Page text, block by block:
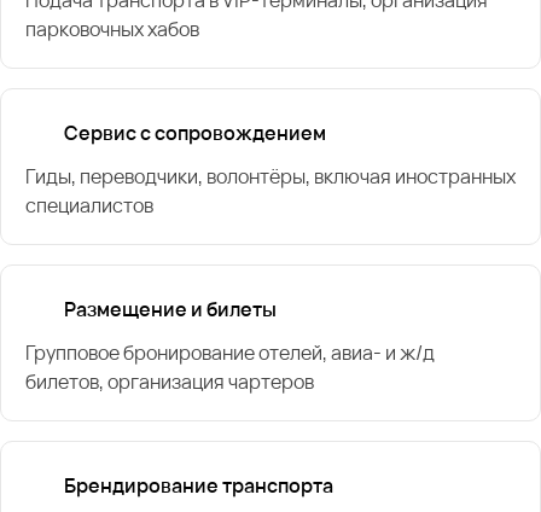
парковочных хабов
Сервис с сопровождением
Гиды, переводчики, волонтёры, включая иностранных
специалистов
Размещение и билеты
Групповое бронирование отелей, авиа- и ж/д
билетов, организация чартеров
Брендирование транспорта